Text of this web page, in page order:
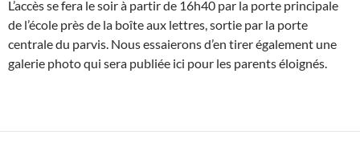
L’accès se fera le soir à partir de 16h40 par la porte principale
de l’école près de la boîte aux lettres, sortie par la porte
centrale du parvis. Nous essaierons d’en tirer également une
galerie photo qui sera publiée ici pour les parents éloignés.